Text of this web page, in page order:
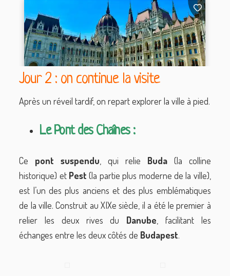
Jour 2 : on continue la visite
Après un réveil tardif, on repart explorer la ville à pied.
Le Pont des Chaînes :
Ce pont suspendu , qui relie Buda (la colline
historique) etPest(la partie plus moderne de la ville),
est l’un des plus anciens et des plus emblématiques
de la ville. Construit au XIXe siècle, il a été le premier à
relier les deux rives du Danube , facilitant les
échanges entre les deux côtés de Budapest.